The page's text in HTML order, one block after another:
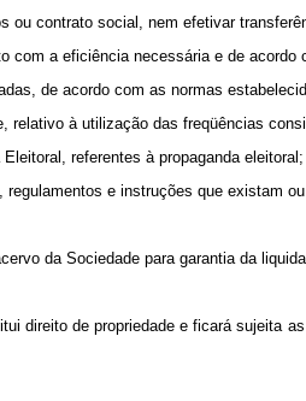
ou contrato social, nem efetivar
com a eficiência necessária e de
de acordo com as normas
relativo à utilização das freqüências
referentes à propaganda eleitoral;
e instruções que existam
da Sociedade para garantia da
direito de propriedade e ficará sujeita